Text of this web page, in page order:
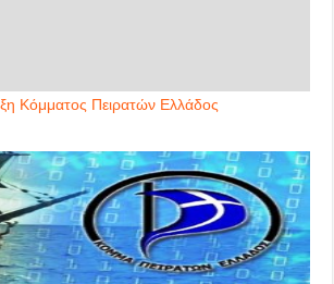
Κόμματος Πειρατών Ελλάδος